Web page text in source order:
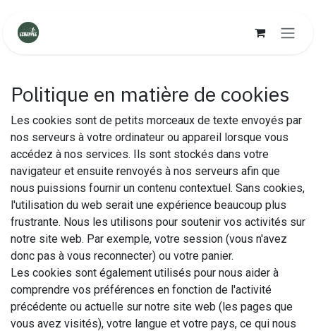
Politique en matière de cookies
Les cookies sont de petits morceaux de texte envoyés par
nos serveurs à votre ordinateur ou appareil lorsque vous
accédez à nos services. Ils sont stockés dans votre
navigateur et ensuite renvoyés à nos serveurs afin que
nous puissions fournir un contenu contextuel. Sans cookies,
l'utilisation du web serait une expérience beaucoup plus
frustrante. Nous les utilisons pour soutenir vos activités sur
notre site web. Par exemple, votre session (vous n'avez
donc pas à vous reconnecter) ou votre panier.
Les cookies sont également utilisés pour nous aider à
comprendre vos préférences en fonction de l'activité
précédente ou actuelle sur notre site web (les pages que
vous avez visités), votre langue et votre pays, ce qui nous